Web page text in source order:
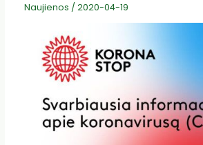
Naujienos / 2020-04-19